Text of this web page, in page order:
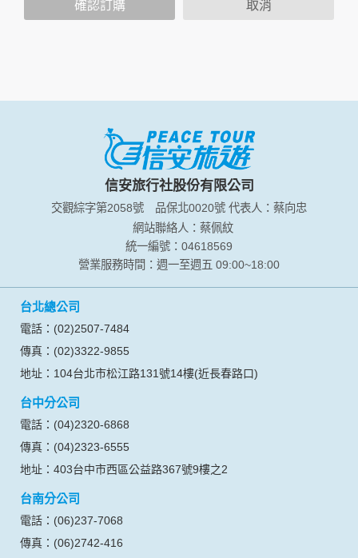
個人的資料，其範圍如下：
您所提供的姓名、電子郵件地址、聯絡方式及使用時間等。
於一般瀏覽時，伺服器會自行記錄相關行徑，包括您使用連線
設備的 IP 位址、使用時間、使用的瀏覽器、瀏覽及點選資料記
錄等，做為我們增進網站服務的參考依據，此記錄為內部應
用，決不對外公布。
為提供精確的服務，我們會將收集的問卷調查內容進行統計與
分析，分析結果之統計數據或說明文字呈現，除供內部研究
外，我們會視需要公佈統計數據及說明文字，但不涉及特定個
人之資料。
的個人資料揭露予第三人或使用於蒐集目的以外之其他用途。
在您於本網站註冊帳號、使用本網站相關產品、服務、活動或
贈獎時，本網站會收集您的個人識別資料，本網站也可以從商
業夥伴處取得個人資料。
當客戶在本網站註冊時，我們會取得您的姓名、電話、住址、
身份證字號、電子郵件、出生日期、性別、行業等相關資料，
料。註冊時，本網站取得您的姓名、電話、住址、身份證字
號、電子郵件、出生日期、性別、行業等相關資料，當您註冊
成功，並登入使用我們的服務後，本網站即取得您的資料。
其他除了上述，會保留您在上網瀏覽或查詢時，伺服器自行產
生的相關記錄，包括您使用連線設備的 IP 位址、使用時間、使
的瀏覽器予以標示，歸納使用者瀏覽器在本網站內部所瀏覽的
網頁，除非您願意告知您的個人資料，否則本網站不會也無法
將此項記錄和您對應。請您注意，在本網站網刊登廣告之廠
商，或與連結本網站，也可能蒐集您個人的資料。對於您主動
確認訂購 取消
信安旅行社股份有限公司
交觀綜字第2058號 品保北0020號 代表人：蔡向忠
網站聯絡人：蔡佩紋
統一編號：04618569
營業服務時間：週一至週五 09:00~18:00
台北總公司
電話：(02)2507-7484
傳真：(02)3322-9855
地址：104台北市松江路131號14樓(近長春路口)
台中分公司
電話：(04)2320-6868
傳真：(04)2323-6555
地址：403台中市西區公益路367號9樓之2
台南分公司
電話：(06)237-7068
傳真：(06)2742-416